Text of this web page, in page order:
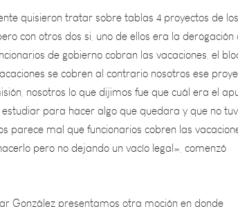
de gobierno cobran las vacaciones, el
se cobren al contrario nosotros ese
nosotros lo que dijimos fue que cuál era el
para hacer algo que quedara y que no
mal que funcionarios cobren las
pero no dejando un vacío legal», comenzó
presentamos otra moción en donde